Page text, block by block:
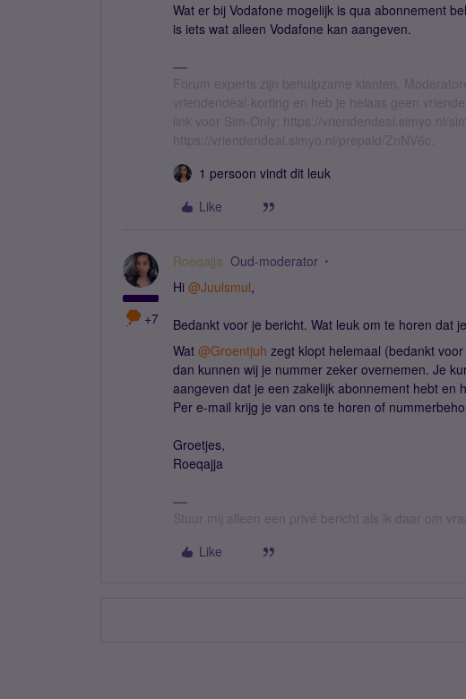
Wat er bij Vodafone mogelijk is qua abonnement
is iets wat alleen Vodafone kan aangeven.
Forum experts zijn behulpzame klanten.
vriendendeal-korting en heb je helaas geen
link voor Sim-Only: https://vriendendeal.simyo.nl/
https://vriendendeal.simyo.nl/prepaid/ZnNV6c.
1 persoon vindt dit leuk
Like
+7
Roeqajja Oud-moderator
Hi @Juulsmul,
Bedankt voor je bericht. Wat leuk om te horen dat
Wat @Groentjuh zegt klopt helemaal (bedankt
dan kunnen wij je nummer zeker overnemen. Je
aangeven dat je een zakelijk abonnement hebt en
Per e-mail krijg je van ons te horen of
Groetjes,
Roeqajja
Stuur mij alleen een privé bericht als ik daar om
Like